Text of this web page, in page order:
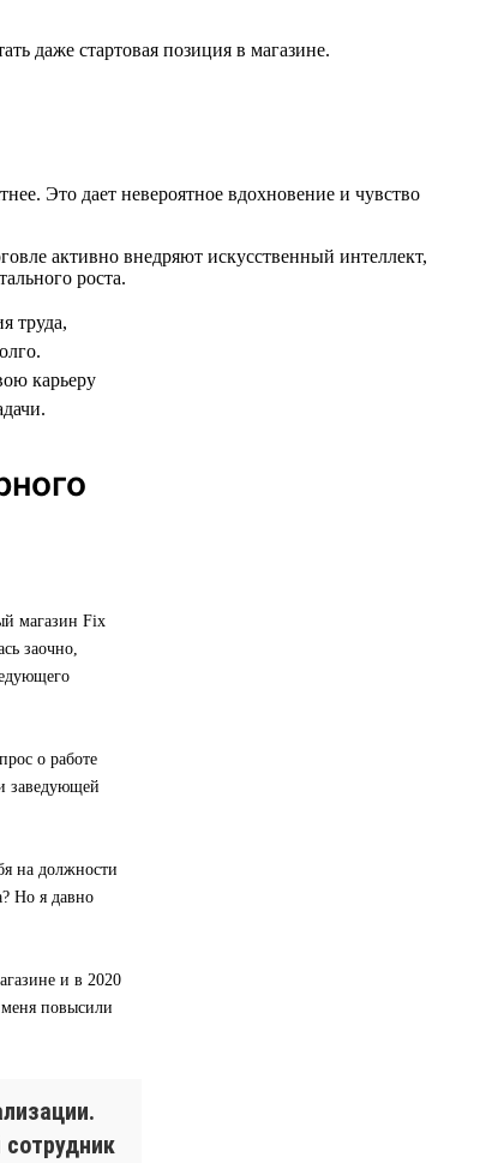
даже стартовая позиция в магазине.
Это дает невероятное вдохновение и чувство
активно внедряют искусственный интеллект,
роста.
труда,
карьеру
магазин Fix
заочно,
о работе
заведующей
на должности
Но я давно
и в 2020
повысили